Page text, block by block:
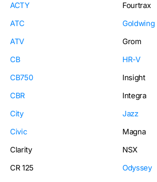
ACTY
ATC
ATV
CB
CB750
CBR
City
Civic
Clarity
CR 125
Fourtrax
Goldwing
Grom
HR-V
Insight
Integra
Jazz
Magna
NSX
Odyssey